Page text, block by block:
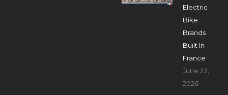
Electric
Bike
Brands
Built In
France
June 23,
2026